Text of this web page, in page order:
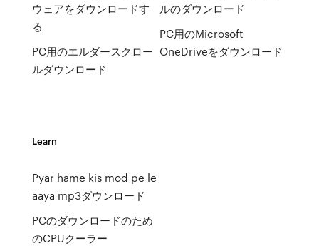
ウェアをダウンロードす
る
PC用のエルダースクロー
ルダウンロード
ルのダウンロード
PC用のMicrosoft
OneDriveをダウンロード
Learn
Pyar hame kis mod pe le
aaya mp3ダウンロード
PCのダウンロードのため
のCPUクーラー